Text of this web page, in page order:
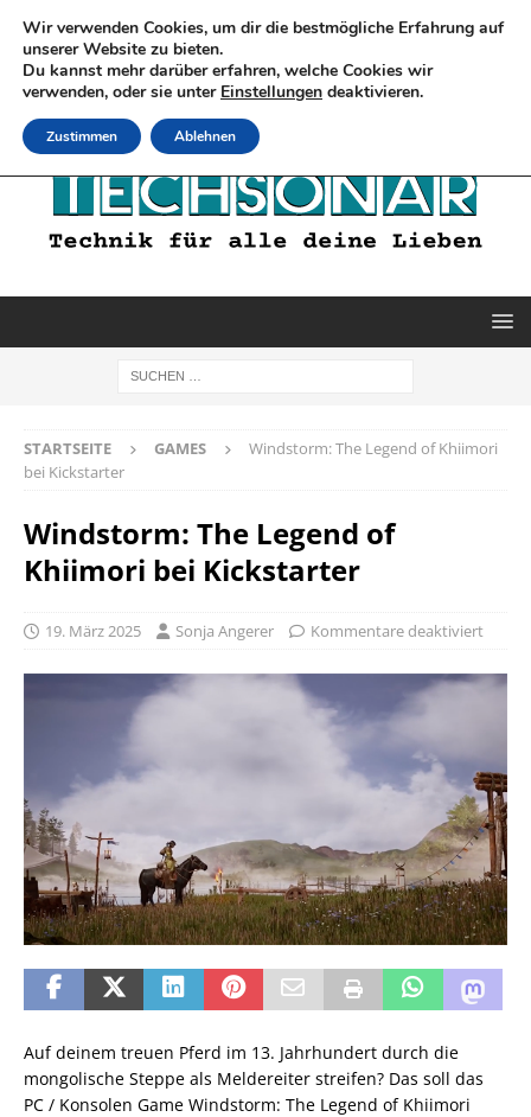
STARTSEITE GAMES
Windstorm: The Legend of Khiimori
bei Kickstarter
Windstorm: The Legend of
Khiimori bei Kickstarter
19. März 2025 Sonja Angerer Kommentare deaktiviert
Auf deinem treuen Pferd im 13. Jahrhundert durch die
mongolische Steppe als Meldereiter streifen? Das soll das
PC / Konsolen Game Windstorm: The Legend of Khiimori
Wir verwenden Cookies, um dir die bestmögliche Erfahrung auf
unserer Website zu bieten.
Du kannst mehr darüber erfahren, welche Cookies wir
verwenden, oder sie unter Einstellungen deaktivieren.
Zustimmen Ablehnen